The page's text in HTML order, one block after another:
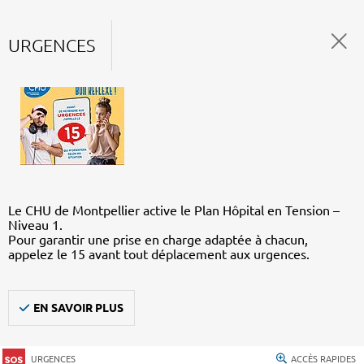
URGENCES
Le CHU de Montpellier active le Plan Hôpital en Tension –
Niveau 1.
Pour garantir une prise en charge adaptée à chacun,
appelez le 15 avant tout déplacement aux urgences.
EN SAVOIR PLUS
URGENCES ACCÈS RAPIDES